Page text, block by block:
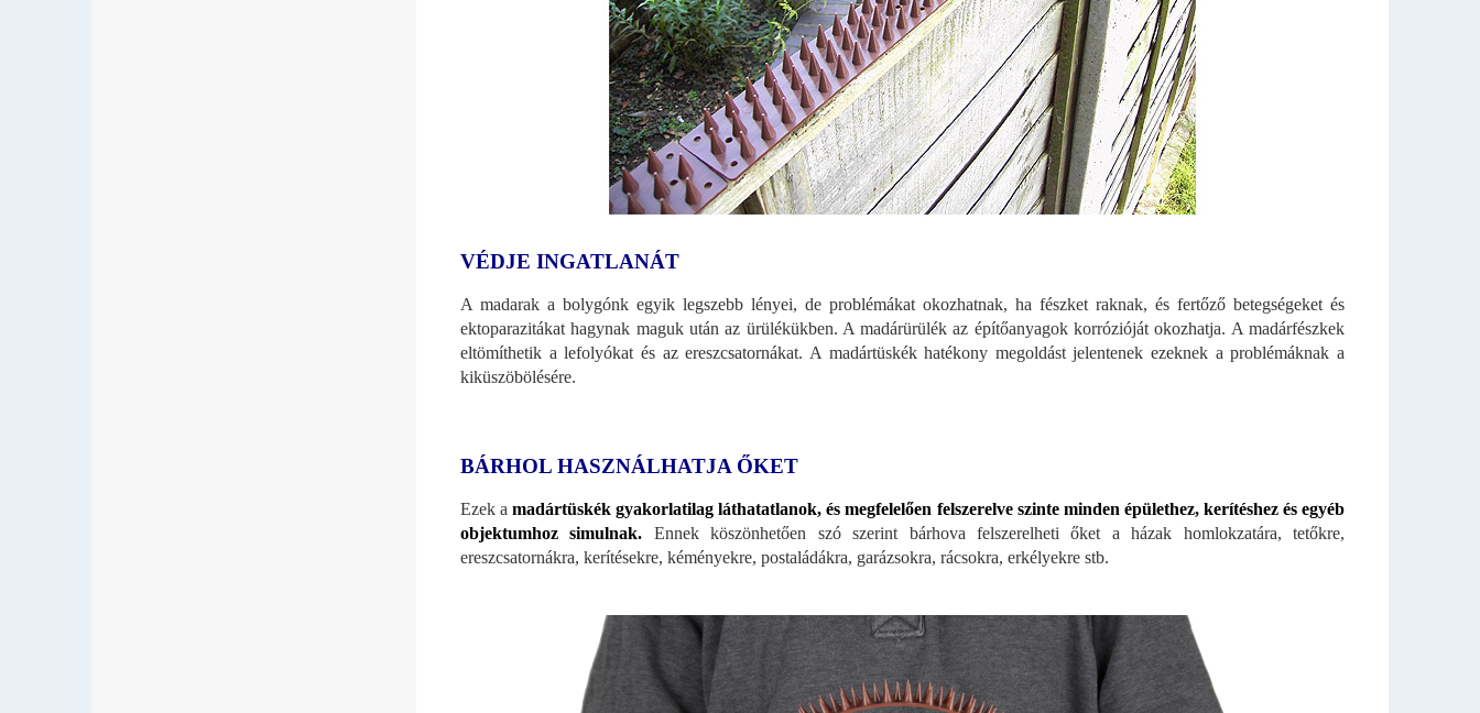
VÉDJE INGATLANÁT
A madarak a bolygónk egyik legszebb lényei, de problémákat okozhatnak, ha fészket raknak, és fertőző betegségeket és
ektoparazitákat hagynak maguk után az ürülékükben. A madárürülék az építőanyagok korrózióját okozhatja. A madárfészkek
eltömíthetik a lefolyókat és az ereszcsatornákat. A madártüskék hatékony megoldást jelentenek ezeknek a problémáknak a
kiküszöbölésére.
BÁRHOL HASZNÁLHATJA ŐKET
Ezek amadártüskék gyakorlatilag láthatatlanok, és megfelelően felszerelve szinte minden épülethez, kerítéshez és egyéb
objektumhoz simulnak. Ennek köszönhetően szó szerint bárhova felszerelheti őket a házak homlokzatára, tetőkre,
ereszcsatornákra, kerítésekre, kéményekre, postaládákra, garázsokra, rácsokra, erkélyekre stb.